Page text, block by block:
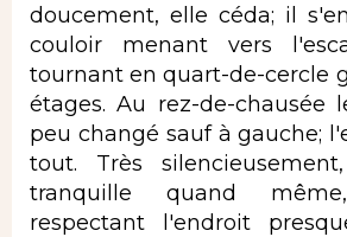
doucement, elle céda; il
couloir menant vers
tournant en quart-de-cercle
étages. Au rez-de-chausée
peu changé sauf à gauche;
tout. Très
tranquille quand
respectant l'endroit